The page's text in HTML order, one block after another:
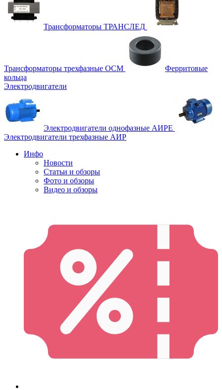
Трансформаторы ТРАНСЛЕД
Трансформаторы трехфазные ОСМ
Ферритовые
кольца
Электродвигатели
Электродвигатели однофазные АИРЕ
Электродвигатели трехфазные АИР
Инфо
Новости
Статьи и обзоры
Фото и обзоры
Видео и обзоры